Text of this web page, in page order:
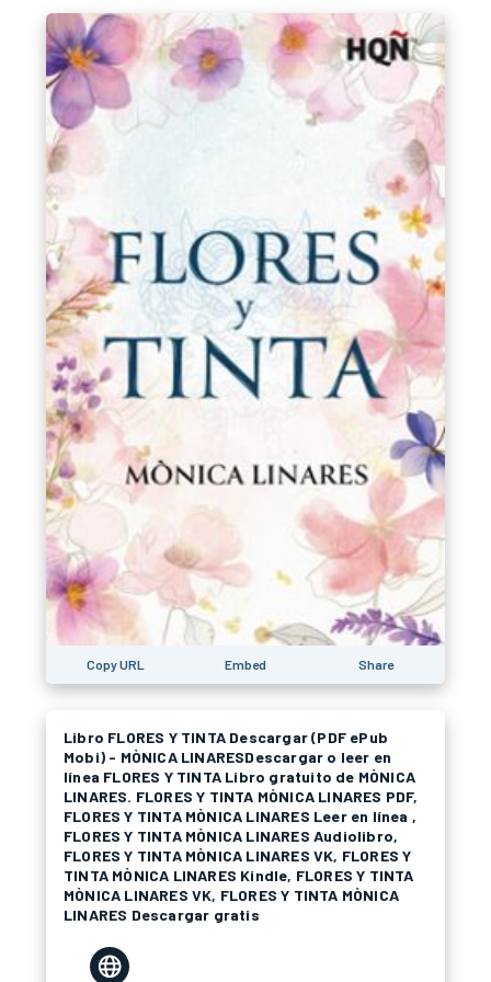
Copy URL Embed Share
Libro FLORES Y TINTA Descargar (PDF ePub
Mobi) - MÒNICA LINARESDescargar o leer en
línea FLORES Y TINTA Libro gratuito de MÒNICA
LINARES. FLORES Y TINTA MÒNICA LINARES PDF,
FLORES Y TINTA MÒNICA LINARES Leer en línea ,
FLORES Y TINTA MÒNICA LINARES Audiolibro,
FLORES Y TINTA MÒNICA LINARES VK, FLORES Y
TINTA MÒNICA LINARES Kindle, FLORES Y TINTA
MÒNICA LINARES VK, FLORES Y TINTA MÒNICA
LINARES Descargar gratis